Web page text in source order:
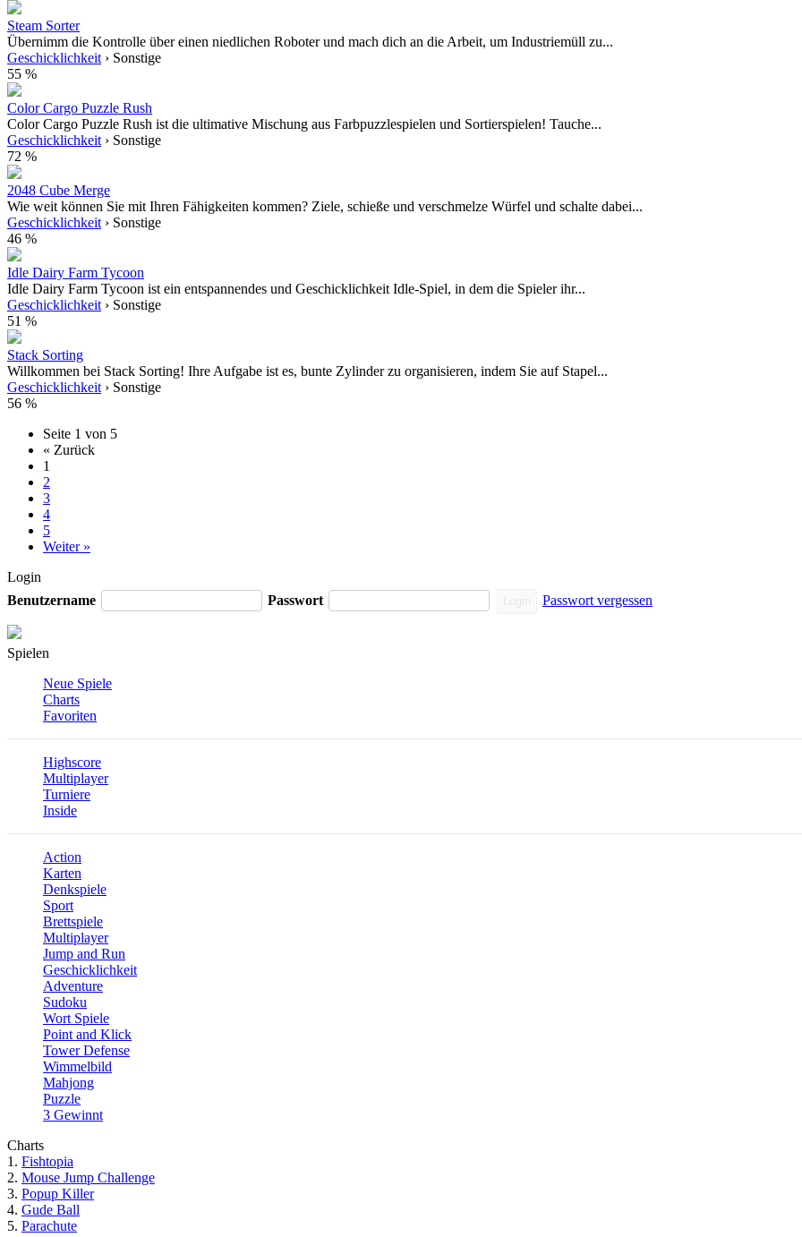
Steam Sorter
Übernimm die Kontrolle über einen niedlichen Roboter und mach dich an die Arbeit, um Industriemüll zu...
Geschicklichkeit › Sonstige
55 %
Color Cargo Puzzle Rush
Color Cargo Puzzle Rush ist die ultimative Mischung aus Farbpuzzlespielen und Sortierspielen! Tauche...
Geschicklichkeit › Sonstige
72 %
2048 Cube Merge
Wie weit können Sie mit Ihren Fähigkeiten kommen? Ziele, schieße und verschmelze Würfel und schalte dabei...
Geschicklichkeit › Sonstige
46 %
Idle Dairy Farm Tycoon
Idle Dairy Farm Tycoon ist ein entspannendes und Geschicklichkeit Idle-Spiel, in dem die Spieler ihr...
Geschicklichkeit › Sonstige
51 %
Stack Sorting
Willkommen bei Stack Sorting! Ihre Aufgabe ist es, bunte Zylinder zu organisieren, indem Sie auf Stapel...
Geschicklichkeit › Sonstige
56 %
Seite 1 von 5
« Zurück
1
2
3
4
5
Weiter »
Login
Benutzername
Passwort Passwort vergessen
Spielen
Neue Spiele
Charts
Favoriten
Highscore
Multiplayer
Turniere
Inside
Action
Karten
Denkspiele
Sport
Brettspiele
Multiplayer
Jump and Run
Geschicklichkeit
Adventure
Sudoku
Wort Spiele
Point and Klick
Tower Defense
Wimmelbild
Mahjong
Puzzle
3 Gewinnt
Charts
1. Fishtopia
2. Mouse Jump Challenge
3. Popup Killer
4. Gude Ball
5. Parachute